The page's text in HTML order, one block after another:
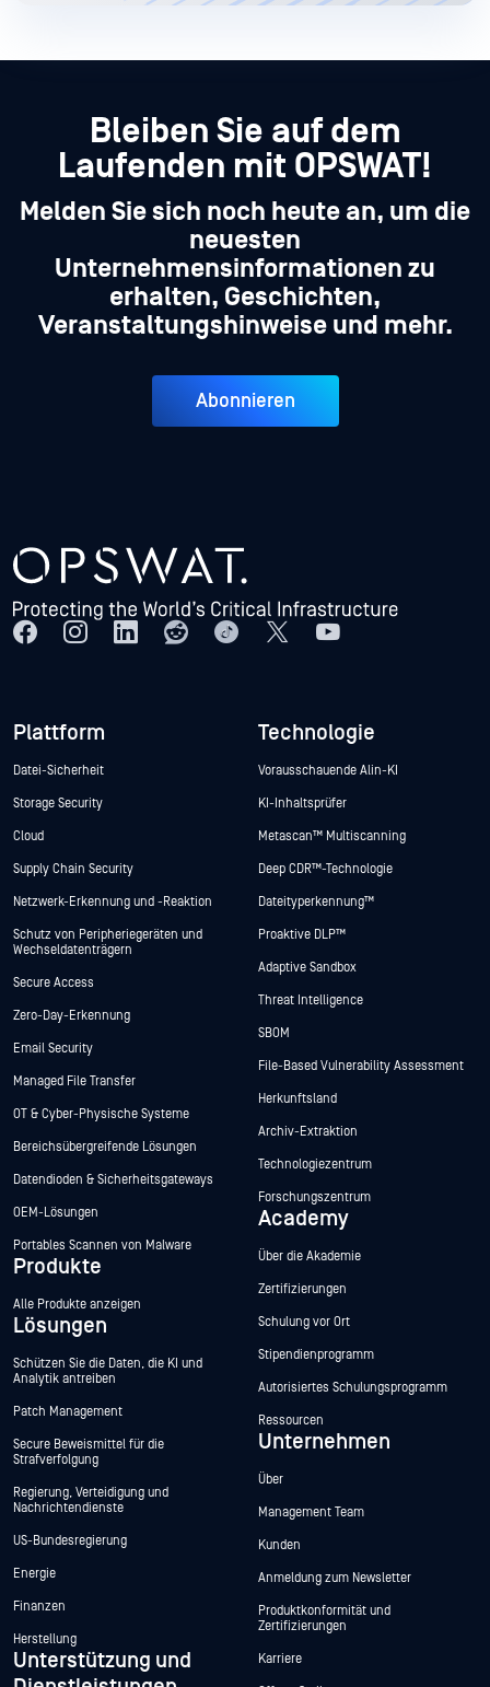
Bleiben Sie auf dem
Laufenden mit OPSWAT!
Melden Sie sich noch heute an, um die
neuesten
Unternehmensinformationen zu
erhalten, Geschichten,
Veranstaltungshinweise und mehr.
Abonnieren
Plattform
Datei-Sicherheit
Storage Security
Cloud
Supply Chain Security
Netzwerk-Erkennung und -Reaktion
Schutz von Peripheriegeräten und
Wechseldatenträgern
Secure Access
Zero-Day-Erkennung
Email Security
Managed File Transfer
OT & Cyber-Physische Systeme
Bereichsübergreifende Lösungen
Datendioden & Sicherheitsgateways
OEM-Lösungen
Portables Scannen von Malware
Produkte
Alle Produkte anzeigen
Lösungen
Schützen Sie die Daten, die KI und
Analytik antreiben
Patch Management
Secure Beweismittel für die
Strafverfolgung
Regierung, Verteidigung und
Nachrichtendienste
US-Bundesregierung
Energie
Finanzen
Herstellung
Unterstützung und
Technologie
Vorausschauende Alin-KI
KI-Inhaltsprüfer
Metascan™ Multiscanning
Deep CDR™-Technologie
Dateityperkennung™
Proaktive DLP™
Adaptive Sandbox
Threat Intelligence
SBOM
File-Based Vulnerability Assessment
Herkunftsland
Archiv-Extraktion
Technologiezentrum
Forschungszentrum
Academy
Über die Akademie
Zertifizierungen
Schulung vor Ort
Stipendienprogramm
Autorisiertes Schulungsprogramm
Ressourcen
Unternehmen
Über
Management Team
Kunden
Anmeldung zum Newsletter
Produktkonformität und
Zertifizierungen
Karriere